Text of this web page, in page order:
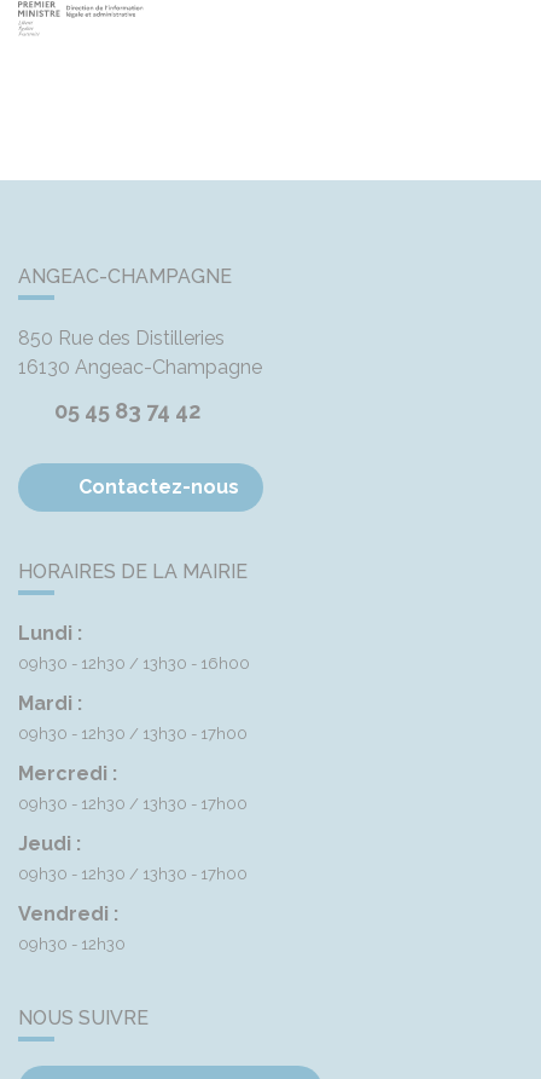
ANGEAC-CHAMPAGNE
850 Rue des Distilleries
16130 Angeac-Champagne
05 45 83 74 42
Contactez-nous
HORAIRES DE LA MAIRIE
Lundi :
09h30 - 12h30 13h30 - 16h00
Mardi :
09h30 - 12h30 13h30 - 17h00
Mercredi :
09h30 - 12h30 13h30 - 17h00
Jeudi :
09h30 - 12h30 13h30 - 17h00
Vendredi :
09h30 - 12h30
NOUS SUIVRE